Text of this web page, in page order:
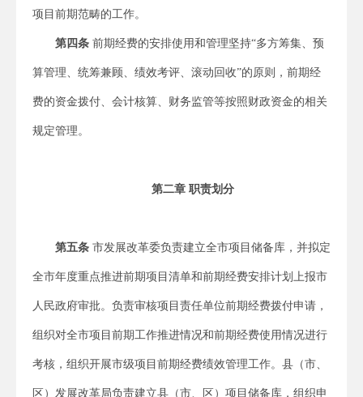
项目前期范畴的工作。
第四条 前期经费的安排使用和管理坚持“多方筹集、预
算管理、统筹兼顾、绩效考评、滚动回收”的原则，前期经
费的资金拨付、会计核算、财务监管等按照财政资金的相关
规定管理。
第二章 职责划分
第五条 市发展改革委负责建立全市项目储备库，并拟定
全市年度重点推进前期项目清单和前期经费安排计划上报市
人民政府审批。负责审核项目责任单位前期经费拨付申请，
组织对全市项目前期工作推进情况和前期经费使用情况进行
考核，组织开展市级项目前期经费绩效管理工作。县（市、
区）发展改革局负责建立县（市、区）项目储备库，组织申